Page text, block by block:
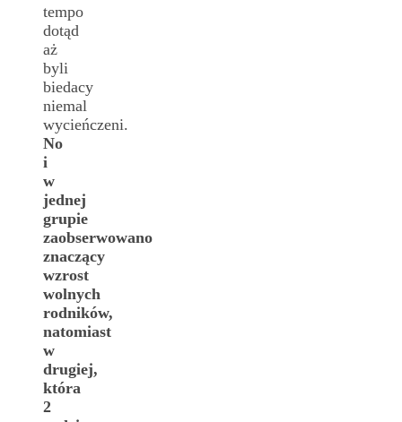
tempo
dotąd
aż
byli
biedacy
niemal
wycieńczeni.
No
i
w
jednej
grupie
zaobserwowano
znaczący
wzrost
wolnych
rodników,
natomiast
w
drugiej,
która
2